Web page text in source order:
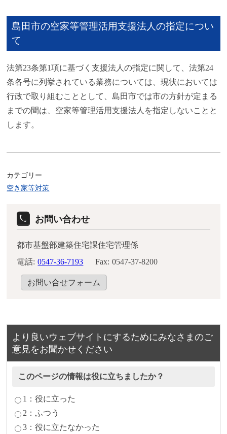
島田市の空家等管理活用支援法人の指定につい
て
法第23条第1項に基づく支援法人の指定に関して、法第24
条各号に列挙されている業務については、現状においては
行政で取り組むこととして、島田市では市の方針が定まる
までの間は、空家等管理活用支援法人を指定しないことと
します。
カテゴリー
空き家等対策
お問い合わせ
都市基盤部建築住宅課住宅管理係
電話: 0547-36-7193 Fax: 0547-37-8200
お問い合せフォーム
より良いウェブサイトにするためにみなさまのご
意見をお聞かせください
このページの情報は役に立ちましたか？
1：役に立った
2：ふつう
3：役に立たなかった